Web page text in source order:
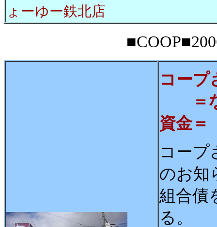
ょーゆー鉄北店
コー
＝な
資金＝
コープ
のお知
組合債
る。